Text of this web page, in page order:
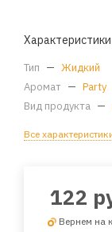
Характеристики
Тип — Жидкий
Аромат — Party
Вид продукта —
Все
122
Вернем на